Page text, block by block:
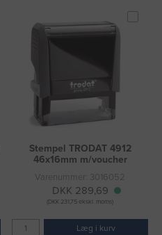
Stempel TRODAT 4912
46x16mm m/voucher
Varenummer: 3016052
DKK 289,69
(DKK 231,75 ekskl. moms)
Læg i kurv